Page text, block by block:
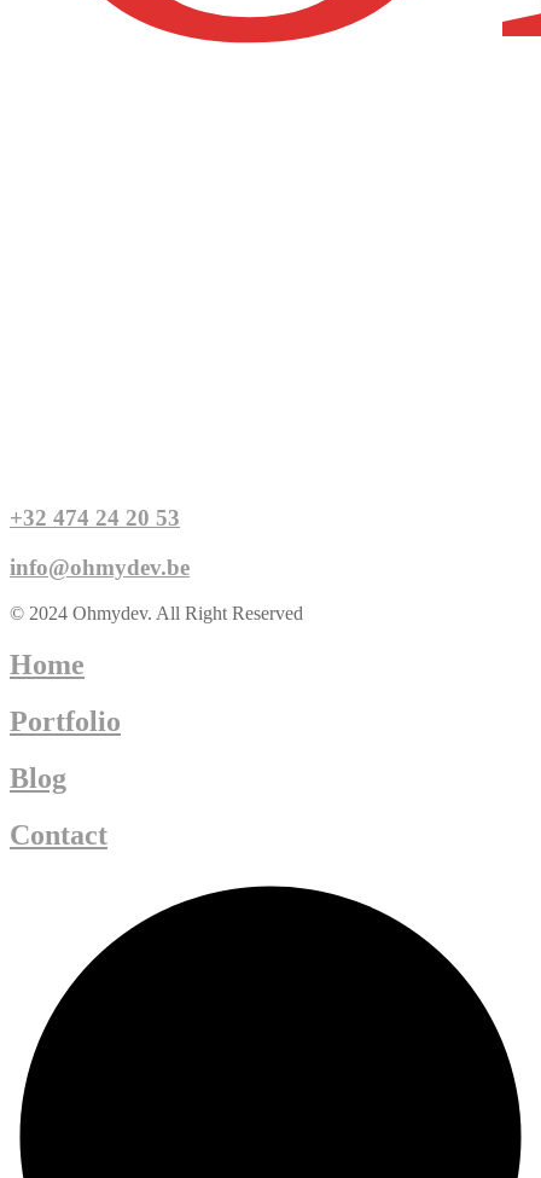
+32 474 24 20 53
info@ohmydev.be
© 2024 Ohmydev. All Right Reserved
Home
Portfolio
Blog
Contact